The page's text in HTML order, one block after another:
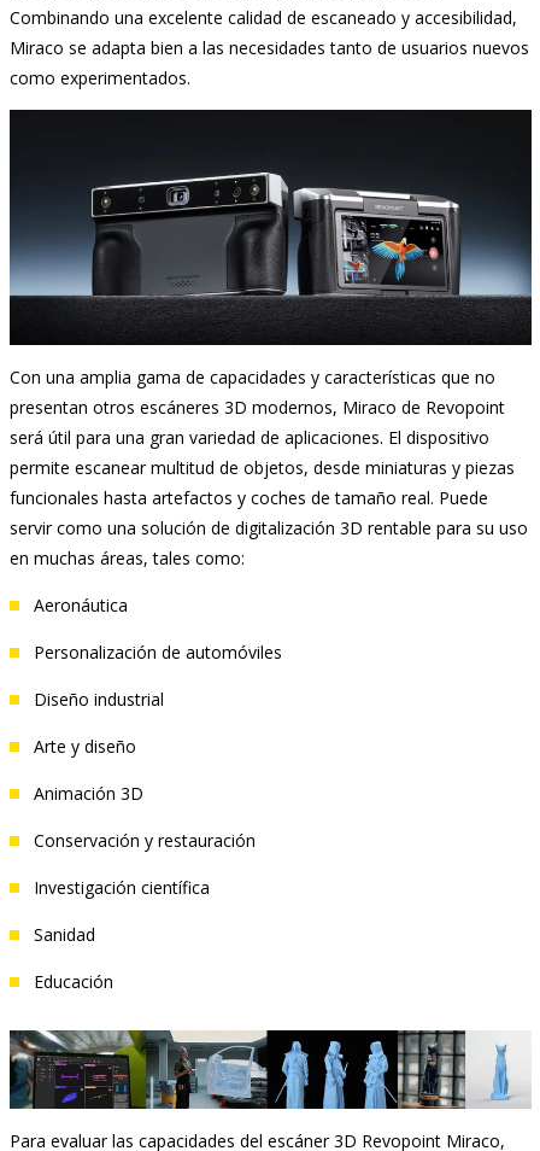
Combinando una excelente calidad de escaneado y accesibilidad,
Miraco se adapta bien a las necesidades tanto de usuarios nuevos
como experimentados.
Con una amplia gama de capacidades y características que no
presentan otros escáneres 3D modernos, Miraco de Revopoint
será útil para una gran variedad de aplicaciones. El dispositivo
permite escanear multitud de objetos, desde miniaturas y piezas
funcionales hasta artefactos y coches de tamaño real. Puede
servir como una solución de digitalización 3D rentable para su uso
en muchas áreas, tales como:
Aeronáutica
Personalización de automóviles
Diseño industrial
Arte y diseño
Animación 3D
Conservación y restauración
Investigación científica
Sanidad
Educación
Para evaluar las capacidades del escáner 3D Revopoint Miraco,